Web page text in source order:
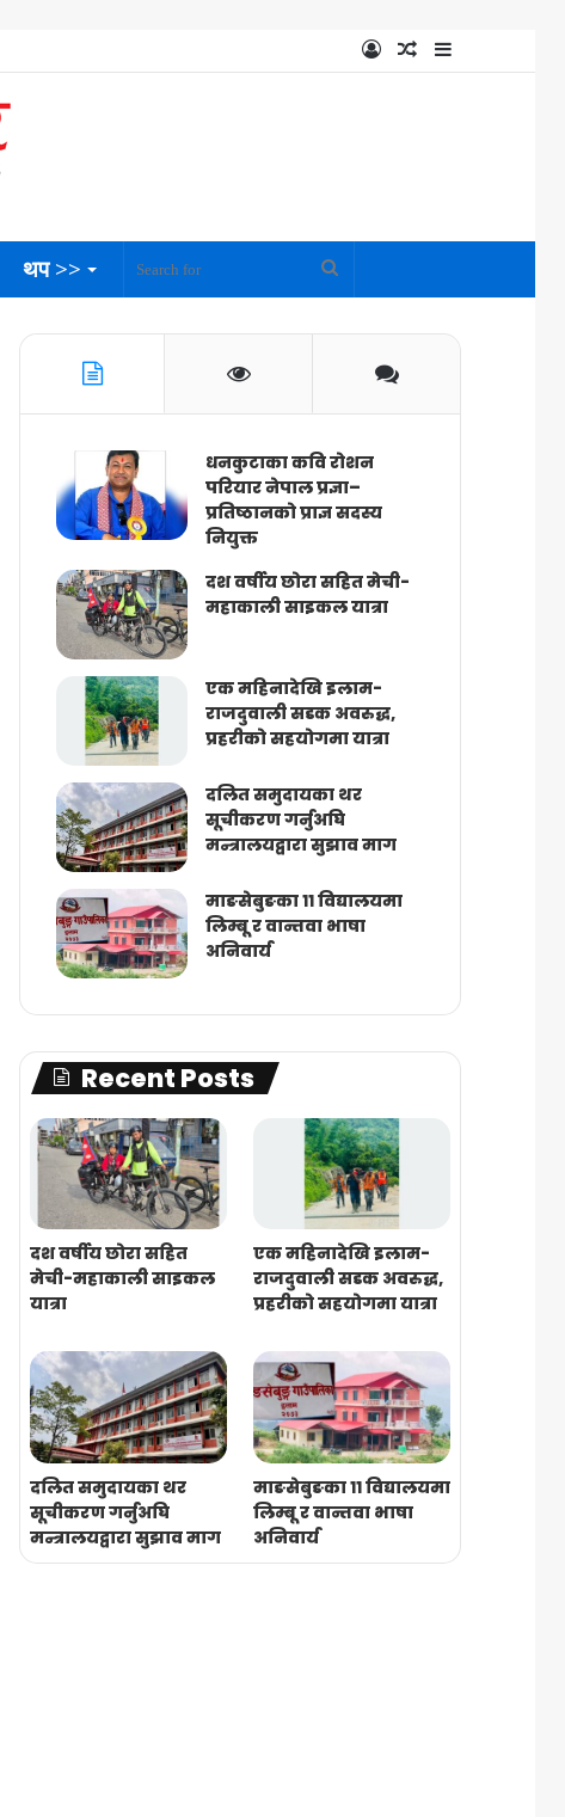
Sidebar
Random
Log
थप >>
धनकुटाका कवि रोशन
परियार नेपाल प्रज्ञा–
प्रतिष्ठानको प्राज्ञ सदस्य
नियुक्त
दश वर्षीय छोरा सहित मेची-
महाकाली साइकल यात्रा
एक महिनादेखि इलाम-
राजदुवाली सडक अवरुद्ध,
प्रहरीको सहयोगमा यात्रा
दलित समुदायका थर
सूचीकरण गर्नुअघि
मन्त्रालयद्वारा सुझाव माग
माङसेबुङका ११ विद्यालयमा
लिम्बू र वान्तवा भाषा
अनिवार्य
Recent Posts
दश वर्षीय छोरा सहित
मेची-महाकाली साइकल
यात्रा
एक महिनादेखि इलाम-
राजदुवाली सडक अवरुद्ध,
प्रहरीको सहयोगमा यात्रा
दलित समुदायका थर
सूचीकरण गर्नुअघि
मन्त्रालयद्वारा सुझाव माग
माङसेबुङका ११ विद्यालयमा
लिम्बू र वान्तवा भाषा
अनिवार्य